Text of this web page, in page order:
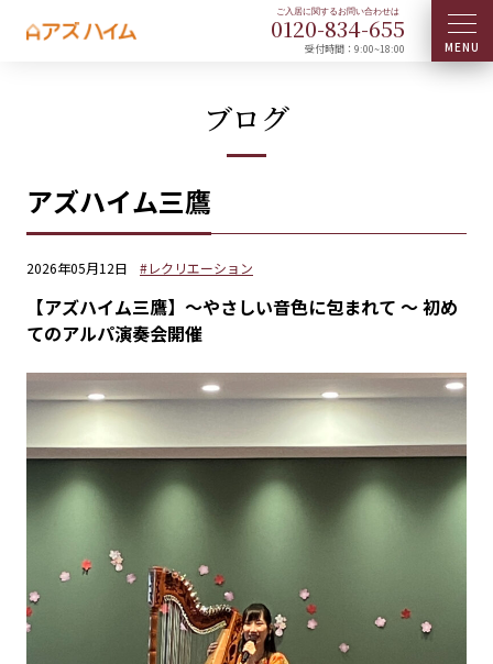
0120-834-655
受付時間：9:00~18:00
ブログ
アズハイム三鷹
2026年05月12日 #レクリエーション
【アズハイム三鷹】〜やさしい音色に包まれて 〜 初め
てのアルパ演奏会開催